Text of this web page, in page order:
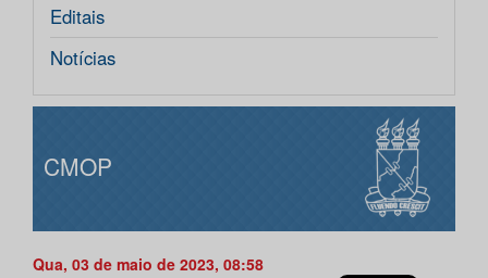
Editais
Notícias
CMOP
Qua, 03 de maio de 2023, 08:58